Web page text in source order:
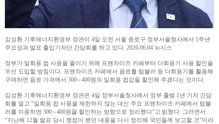
김성환 기후에너지환경부 장관이 4일 오전 서울 종로구 정부서울청사에서 1주년
주요성과 발표 출입기자단 간담회를 하고 있다. 2026.06.04 뉴시스
정부가 일회용 컵 사용을 줄이기 위해 프랜차이즈 카페부터 다회용기 사용 할인을
우선 도입할 방침이다. 프랜차이즈 카페에서 음료를 텀블러 등 다회용기를 활용해
구매하면 음료 가격에서 300∼400원의 일회용 컵값을 할인해 주겠다는 것이다.
김성환 기후에너지환경부 장관은 4일 정부서울청사에서 정부 출범 1년 기자 간담
회를 열고 “일회용 컵 사용을 제한하지 않는 대신 주요 프랜차이즈 카페에서 텀블
러를 이용하면 300∼400원을 할인하는 방향으로 정리했다”고 밝혔다. 그러면서
“지난해 12월 발표 당시 쟁점이 됐던 내용을 다시 정리해 국민들께 보고할 것”이라